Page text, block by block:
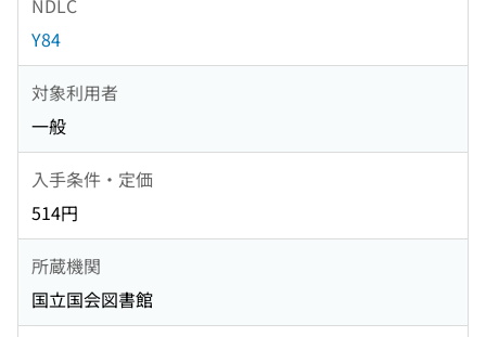
Y84
対象利用者
一般
入手条件・定価
514円
所蔵機関
国立国会図書館